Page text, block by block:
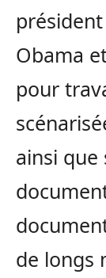
Obama
pour
ainsi que
de longs